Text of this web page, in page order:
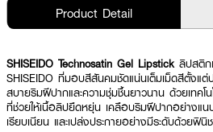
Product Detail
SHISEIDO Technosatin Gel Lipstick ลิปสติก
SHISEIDO ที่มอบสีสันคมชัดแน่นเต็มเม็ดสีตั้งแ
สบายริมฝีปากและความชุ่มชื้นยาวนาน ด้วยเทคโ
ที่ช่วยให้เนื้อลิปยืดหยุ่น เคลือบริมฝีปากอย่างแ
เรียบเนียน และเปล่งประกายอย่างมีระดับด้วยฟินิ